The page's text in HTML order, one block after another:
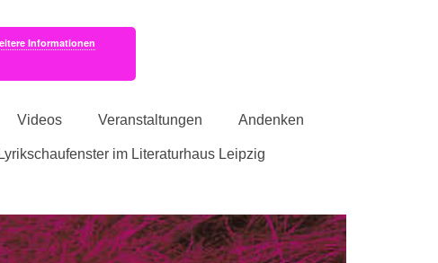
Videos Veranstaltungen Andenken
Lyrikschaufenster im Literaturhaus Leipzig
Informationen